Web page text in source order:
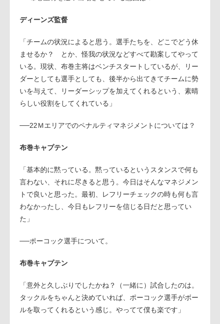
ディーンズ監督
「チームの状況によると思う。選手たちを、どこでどう休
ませるか？ とか、怪我の状況などすべて勘案してやって
いる。現状、布巻主将はベンチスタートしているが、リー
ダーとしても選手としても、後半から出てきてチームに勢
いを与えて、リーダーシップを加えてくれるという、素晴
らしい役割をしてくれている」
──22Ｍエリアでのペナルティマネジメントについては？
布巻キャプテン
「基本的に黙っている。黙っているというスタンスで何も
言わない、それに尽きると思う。今日はそんなマネジメン
トで良いと思った。最初、レフリーチェックの時も何も言
わなかったし、今日もレフリーを信じる日だと思ってい
た」
──ポーコック選手について。
布巻キャプテン
「意外と久しぶりでしたかね？（一緒に）試合したのは。
タックルをちゃんと決めていれば、ポーコック選手がボー
ルを取ってくれるという感じ。やってて僕も楽です」